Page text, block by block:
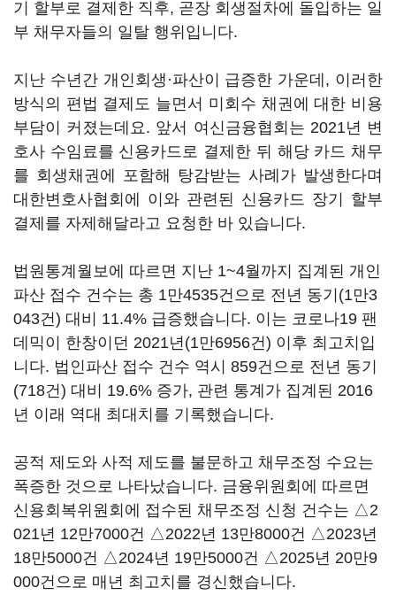
기 할부로 결제한 직후, 곧장 회생절차에 돌입하는 일
부 채무자들의 일탈 행위입니다.
지난 수년간 개인회생·파산이 급증한 가운데, 이러한
방식의 편법 결제도 늘면서 미회수 채권에 대한 비용
부담이 커졌는데요. 앞서 여신금융협회는 2021년 변
호사 수임료를 신용카드로 결제한 뒤 해당 카드 채무
를 회생채권에 포함해 탕감받는 사례가 발생한다며
대한변호사협회에 이와 관련된 신용카드 장기 할부
결제를 자제해달라고 요청한 바 있습니다.
법원통계월보에 따르면 지난 1~4월까지 집계된 개인
파산 접수 건수는 총 1만4535건으로 전년 동기(1만3
043건) 대비 11.4% 급증했습니다. 이는 코로나19 팬
데믹이 한창이던 2021년(1만6956건) 이후 최고치입
니다. 법인파산 접수 건수 역시 859건으로 전년 동기
(718건) 대비 19.6% 증가, 관련 통계가 집계된 2016
년 이래 역대 최대치를 기록했습니다.
공적 제도와 사적 제도를 불문하고 채무조정 수요는
폭증한 것으로 나타났습니다. 금융위원회에 따르면
신용회복위원회에 접수된 채무조정 신청 건수는 △2
021년 12만7000건 △2022년 13만8000건 △2023년
18만5000건 △2024년 19만5000건 △2025년 20만9
000건으로 매년 최고치를 경신했습니다.